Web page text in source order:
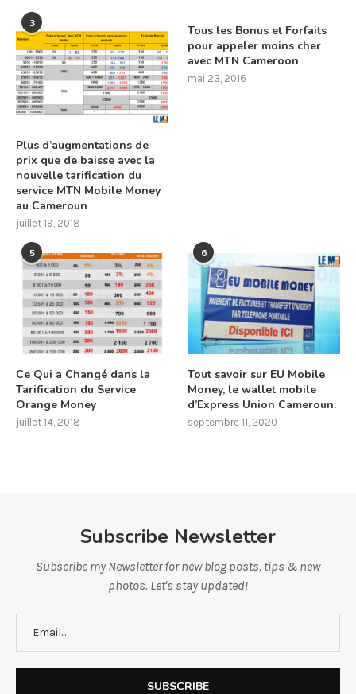
3
Plus d’augmentations de
prix que de baisse avec la
nouvelle tarification du
service MTN Mobile Money
au Cameroun
juillet 19, 2018
Tous les Bonus et Forfaits
pour appeler moins cher
avec MTN Cameroon
mai 23, 2016
5
Ce Qui a Changé dans la
Tarification du Service
Orange Money
juillet 14, 2018
6
Tout savoir sur EU Mobile
Money, le wallet mobile
d’Express Union Cameroun.
septembre 11, 2020
Subscribe Newsletter
Subscribe my Newsletter for new blog posts, tips & new
photos. Let's stay updated!